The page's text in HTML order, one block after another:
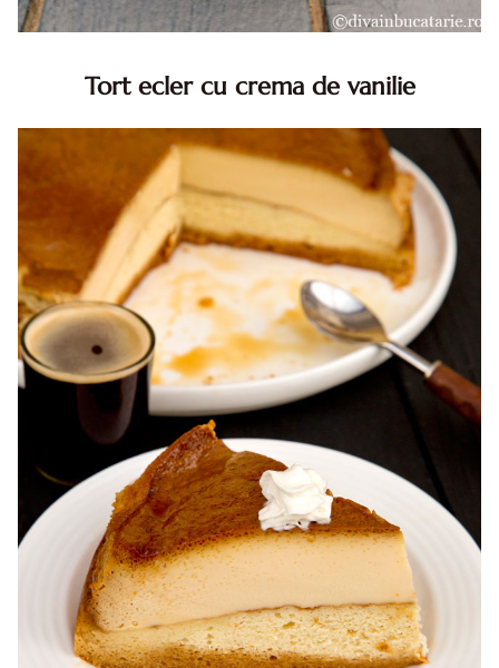
Tort ecler cu crema de vanilie
Reteta tort ecler. Tort ecler cu crema vanilie. Reteta
Karpatka